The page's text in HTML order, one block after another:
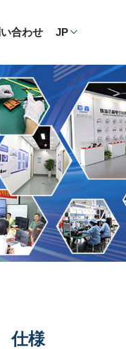
合わせ JP
仕様